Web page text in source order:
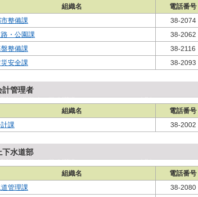
組織名 電話番号
整備課
38-2074
・公園課
38-2062
整備課
38-2116
安全課
38-2093
計管理者
組織名 電話番号
課
38-2002
下水道部
組織名 電話番号
管理課
38-2080